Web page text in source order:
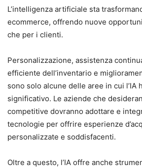
L’intelligenza artificiale sta
ecommerce, offrendo nuove
che per i clienti.
Personalizzazione, assistenza
efficiente dell’inventario e
sono solo alcune delle aree in cui l’IA
significativo. Le aziende che
competitive dovranno adottare e
tecnologie per offrire esperienze
personalizzate e soddisfacenti.
Oltre a questo, l’IA offre anche